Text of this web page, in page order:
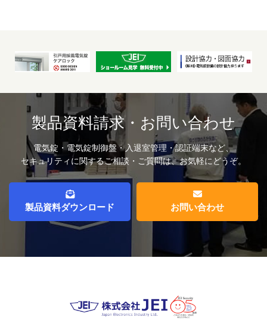
製品資料請求・お問い合わせ
電気錠・電気錠制御盤・入退室管理・認証端末など、
セキュリティに関するご相談・ご質問は、お気軽にどうぞ。
製品資料ダウンロード お問い合わせ